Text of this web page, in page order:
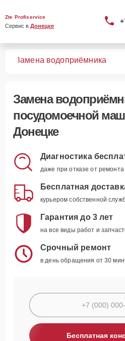
Zte Profiservice
Сервис в Донецке
Замена водоприёмника
Замена
посудомоечной
Донецке
Диагностика
даже при отказе от ремонта
Бесплатная
курьером собственной
Гарантия до 3 лет
на все виды работ и
Срочный ремонт
в день обращения от 30
Бесплатная